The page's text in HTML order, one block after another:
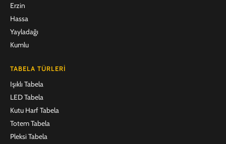
Erzin
Hassa
Yayladağı
Kumlu
TABELA TÜRLERI
Işıklı Tabela
LED Tabela
Kutu Harf Tabela
Totem Tabela
Pleksi Tabela